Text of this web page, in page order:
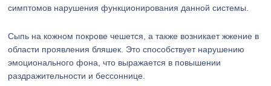
симптомов нарушения функционирования данной системы.
Сыпь на кожном покрове чешется, а также возникает жжение в
области проявления бляшек. Это способствует нарушению
эмоционального фона, что выражается в повышении
раздражительности и бессоннице.